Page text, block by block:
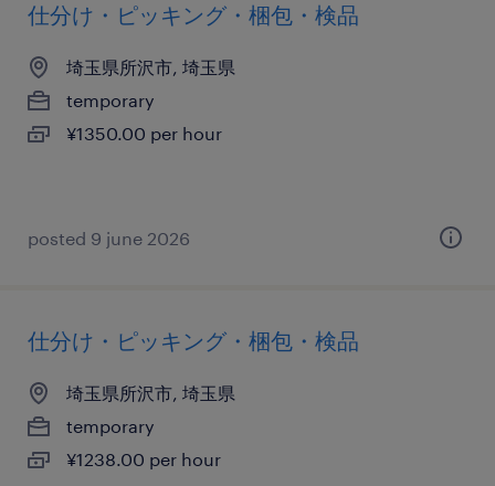
仕分け・ピッキング・梱包・検品
埼玉県所沢市, 埼玉県
temporary
¥1350.00 per hour
posted 9 june 2026
仕分け・ピッキング・梱包・検品
埼玉県所沢市, 埼玉県
temporary
¥1238.00 per hour